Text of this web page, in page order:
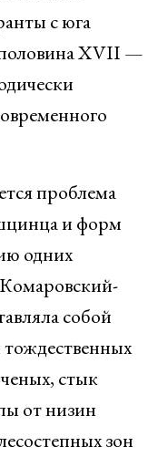
с юга
XVII —
проблема
и форм
одних
собой
стык
от низин
зон